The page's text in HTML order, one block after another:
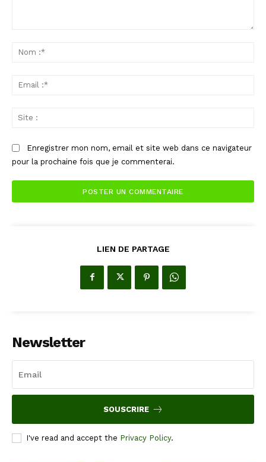
Enregistrer mon nom, email et site web dans ce navigateur
pour la prochaine fois que je commenterai.
LIEN DE PARTAGE
Newsletter
SOUSCRIRE
I've read and accept the Privacy Policy.